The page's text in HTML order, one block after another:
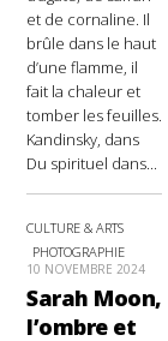
et de cornaline. Il
brûle dans le haut
d’une flamme, il
fait la chaleur et
tomber les feuilles.
Kandinsky, dans
Du spirituel dans...
CULTURE & ARTS
PHOTOGRAPHIE
10 NOVEMBRE 2024
Sarah Moon,
l’ombre et